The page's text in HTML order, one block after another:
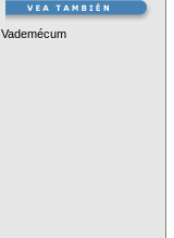
Vademécum